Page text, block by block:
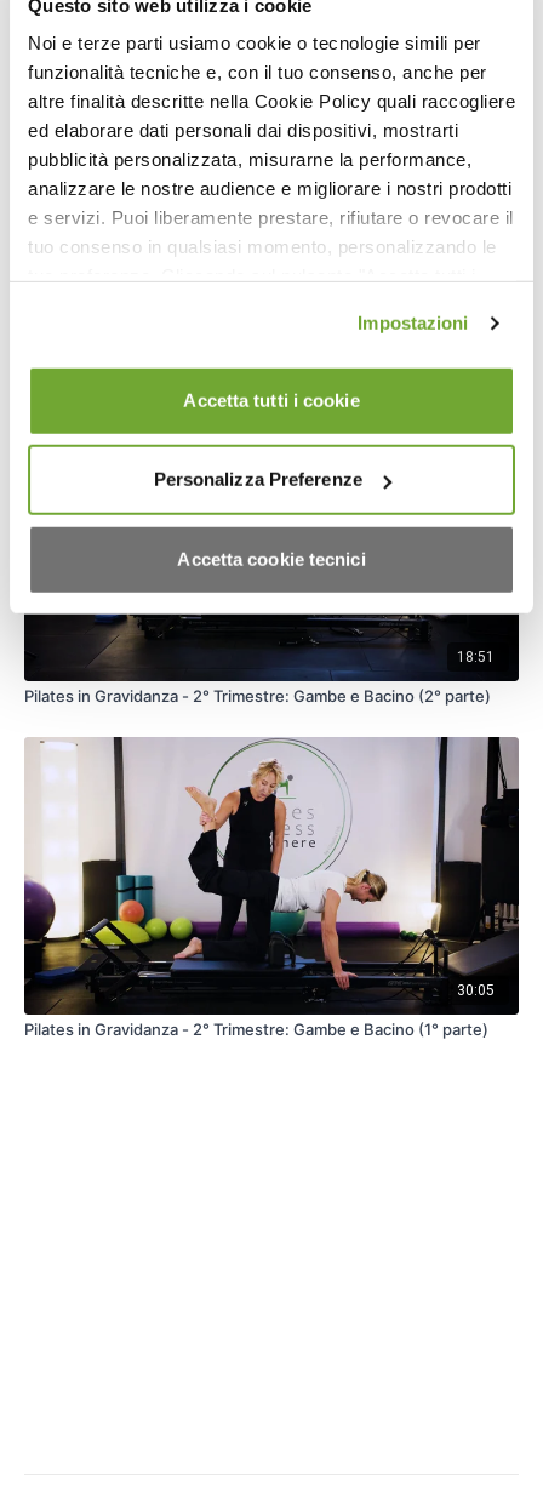
Questo sito web utilizza i cookie
Noi e terze parti usiamo cookie o tecnologie simili per
funzionalità tecniche e, con il tuo consenso, anche per
altre finalità descritte nella Cookie Policy quali raccogliere
ed elaborare dati personali dai dispositivi, mostrarti
pubblicità personalizzata, misurarne la performance,
analizzare le nostre audience e migliorare i nostri prodotti
e servizi. Puoi liberamente prestare, rifiutare o revocare il
tuo consenso in qualsiasi momento, personalizzando le
finalità indicate. Cliccando sul pulsante "Accetta cookie
tecnici" acconsenti all'uso dei soli cookie tecnici.
Impostazioni
Accetta tutti i cookie
Personalizza Preferenze
Accetta cookie tecnici
Pilates in Gravidanza 2° e 3° Trimestre: esercizi con palla e bande
7
Pilates in Gravidanza sui Macchinari
18:51
Pilates in Gravidanza - 2° Trimestre: Gambe e Bacino (2° parte)
30:05
Pilates in Gravidanza - 2° Trimestre: Gambe e Bacino (1° parte)